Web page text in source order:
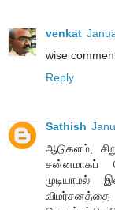
venkat
wise
Reply
Sathish
ஆடுகளம்,
சன்னமாகப்
முடியாமல்
விமர்சனத்தை